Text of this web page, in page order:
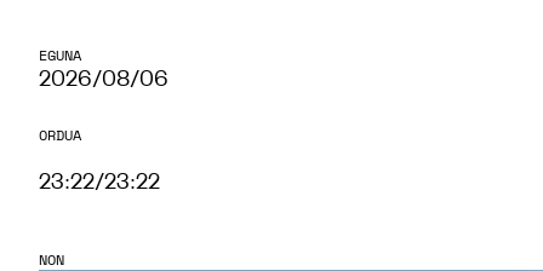
EGUNA
2026/08/06
ORDUA
23:22/23:22
NON